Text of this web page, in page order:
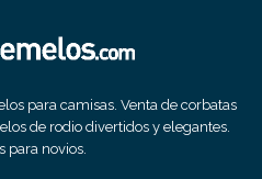
para camisas. Venta de corbatas
de rodio divertidos y elegantes.
para novios.